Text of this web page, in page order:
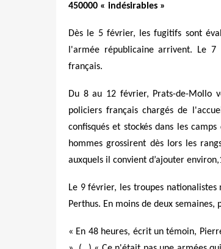
450000 « indésirables »
Dès le 5 février, les fugitifs sont
l'armée républicaine arrivent. Le
français.
Du 8 au 12 février, Prats-de-Mollo
policiers français chargés de
confisqués et stockés dans les
hommes grossirent dès lors les
auxquels il convient d’ajouter
Le 9 février, les troupes nationalistes
Perthus. En moins de deux
« En 48 heures, écrit un témoin,